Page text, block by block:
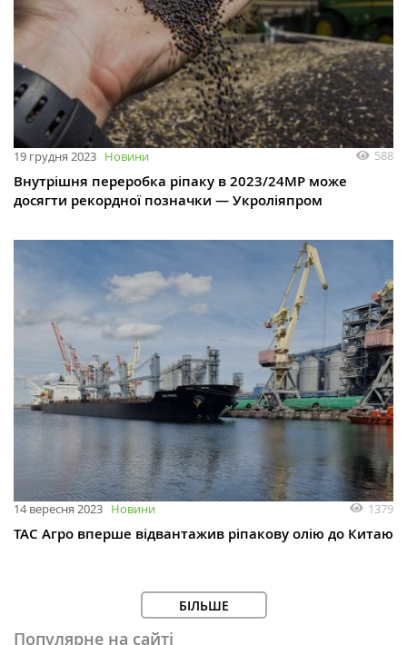
19 грудня 2023 Новини 588
Внутрішня переробка ріпаку в 2023/24МР може
досягти рекордної позначки — Укроліяпром
14 вересня 2023 Новини 1379
ТАС Агро вперше відвантажив ріпакову олію до Китаю
БІЛЬШЕ
Популярне на сайті